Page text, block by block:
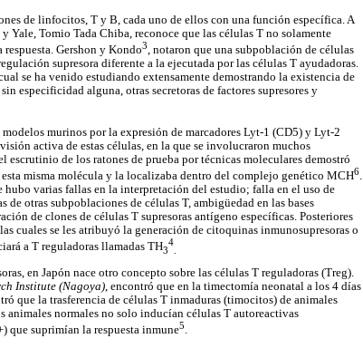
de linfocitos, T y B, cada uno de ellos con una función específica. A
Tomio Tada Chiba, reconoce que las células T no solamente
Gershon y Kondo3, notaron que una subpoblación de células
supresora diferente a la ejecutada por las células T ayudadoras.
se ha venido estudiando extensamente demostrando la existencia de
especificidad alguna, otras secretoras de factores supresores y
murinos por la expresión de marcadores Lyt-1 (CD5) y Lyt-2
activa de estas células, en la que se involucraron muchos
de los ratones de prueba por técnicas moleculares demostró
misma molécula y la localizaba dentro del complejo genético MCH6.
hubo varias fallas en la interpretación del estudio; falla en el uso de
otras subpoblaciones de células T, ambigüedad en las bases
de clones de células T supresoras antígeno específicas. Posteriores
cuales se les atribuyó la generación de citoquinas inmunosupresoras o
a T reguladoras llamadas TH3
4
en Japón nace otro concepto sobre las células T reguladoras (Treg).
Institute (Nagoya), encontró que en la timectomía neonatal a los 4 días
que la trasferencia de células T inmaduras (timocitos) de animales
normales no solo inducían células T autoreactivas
que suprimían la respuesta inmune5.